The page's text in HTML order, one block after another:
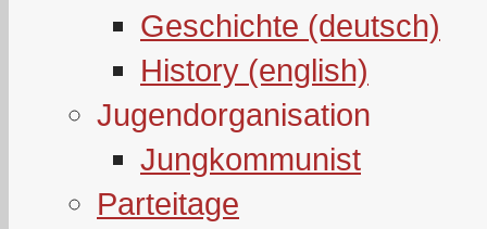
Geschichte (deutsch)
History (english)
Jugendorganisation
Jungkommunist
Parteitage